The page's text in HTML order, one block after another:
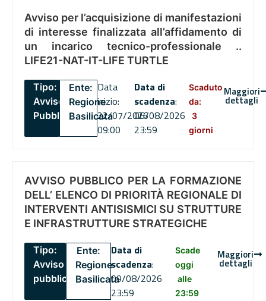
Avviso per l’acquisizione di manifestazioni
di interesse finalizzata all’affidamento di
un incarico tecnico-professionale ..
LIFE21-NAT-IT-LIFE TURTLE
Tipo:
Avviso
Pubblico
Ente:
Regione
Basilicata
Data
inizio:
22/07/2026
09:00
Data di
scadenza:
06/08/2026
23:59
Scaduto
da:
3
giorni
Maggiori
dettagli
AVVISO PUBBLICO PER LA FORMAZIONE
DELL’ ELENCO DI PRIORITÀ REGIONALE DI
INTERVENTI ANTISISMICI SU STRUTTURE
E INFRASTRUTTURE STRATEGICHE
Tipo:
Avviso
pubblico
Ente:
Regione
Basilicata
Data di
scadenza:
09/08/2026
23:59
Scade
oggi
alle
23:59
Maggiori
dettagli